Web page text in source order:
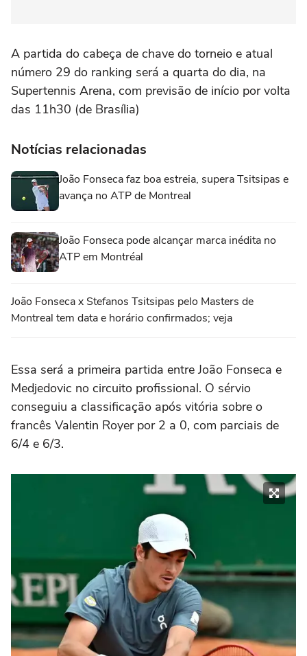
A partida do cabeça de chave do torneio e atual
número 29 do ranking será a quarta do dia, na
Supertennis Arena, com previsão de início por volta
das 11h30 (de Brasília)
Notícias relacionadas
João Fonseca faz boa estreia, supera Tsitsipas e
avança no ATP de Montreal
João Fonseca pode alcançar marca inédita no
ATP em Montréal
João Fonseca x Stefanos Tsitsipas pelo Masters de
Montreal tem data e horário confirmados; veja
Essa será a primeira partida entre João Fonseca e
Medjedovic no circuito profissional. O sérvio
conseguiu a classificação após vitória sobre o
francês Valentin Royer por 2 a 0, com parciais de
6/4 e 6/3.